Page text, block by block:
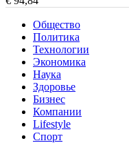
Общество
Политика
Технологии
Экономика
Наука
Здоровье
Бизнес
Компании
Lifestyle
Спорт